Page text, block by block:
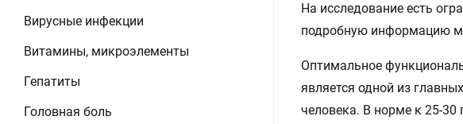
Вирусные инфекции
Витамины, микроэлементы
Гепатиты
Головная боль
На исследование есть
подробную информацию
Оптимальное
является одной из
человека. В норме к 25-30